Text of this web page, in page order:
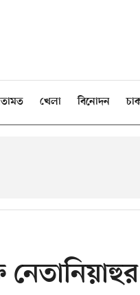
খেলা বিনোদন